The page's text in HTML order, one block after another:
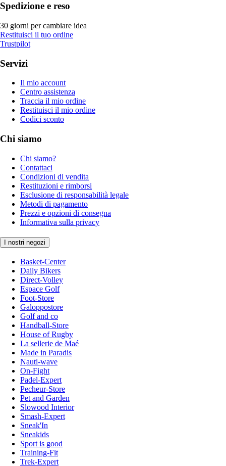
Spedizione e reso
30 giorni per cambiare idea
Restituisci il tuo ordine
Trustpilot
Servizi
Il mio account
Centro assistenza
Traccia il mio ordine
Restituisci il mio ordine
Codici sconto
Chi siamo
Chi siamo?
Contattaci
Condizioni di vendita
Restituzioni e rimborsi
Esclusione di responsabilità legale
Metodi di pagamento
Prezzi e opzioni di consegna
Informativa sulla privacy
I nostri negozi
Basket-Center
Daily Bikers
Direct-Volley
Espace Golf
Foot-Store
Galoppostore
Golf and co
Handball-Store
House of Rugby
La sellerie de Maé
Made in Paradis
Nauti-wave
On-Fight
Padel-Expert
Pecheur-Store
Pet and Garden
Slowood Interior
Smash-Expert
Sneak'In
Sneakids
Sport is good
Training-Fit
Trek-Expert